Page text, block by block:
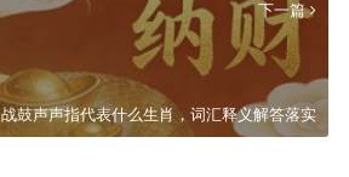
下一篇
战鼓声声指代表什么生肖，词汇释义解答落实